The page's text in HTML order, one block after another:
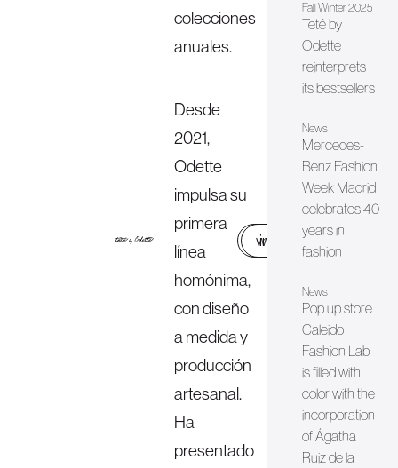
colecciones
anuales.
Desde
2021,
Odette
impulsa su
primera
línea
homónima,
con diseño
a medida y
producción
artesanal.
Ha
presentado
web
instagram
Fall Winter 2025
Teté by
Odette
reinterprets
its bestsellers
News
Mercedes-
Benz Fashion
Week Madrid
celebrates 40
years in
fashion
News
Pop up store
Caleido
Fashion Lab
is filled with
color with the
incorporation
of Ágatha
Ruiz de la